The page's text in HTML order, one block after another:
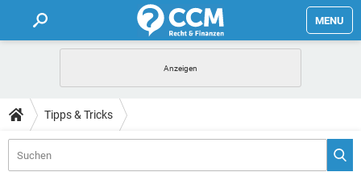
MENU
FORUM
TIPPS
Tipps & Tricks